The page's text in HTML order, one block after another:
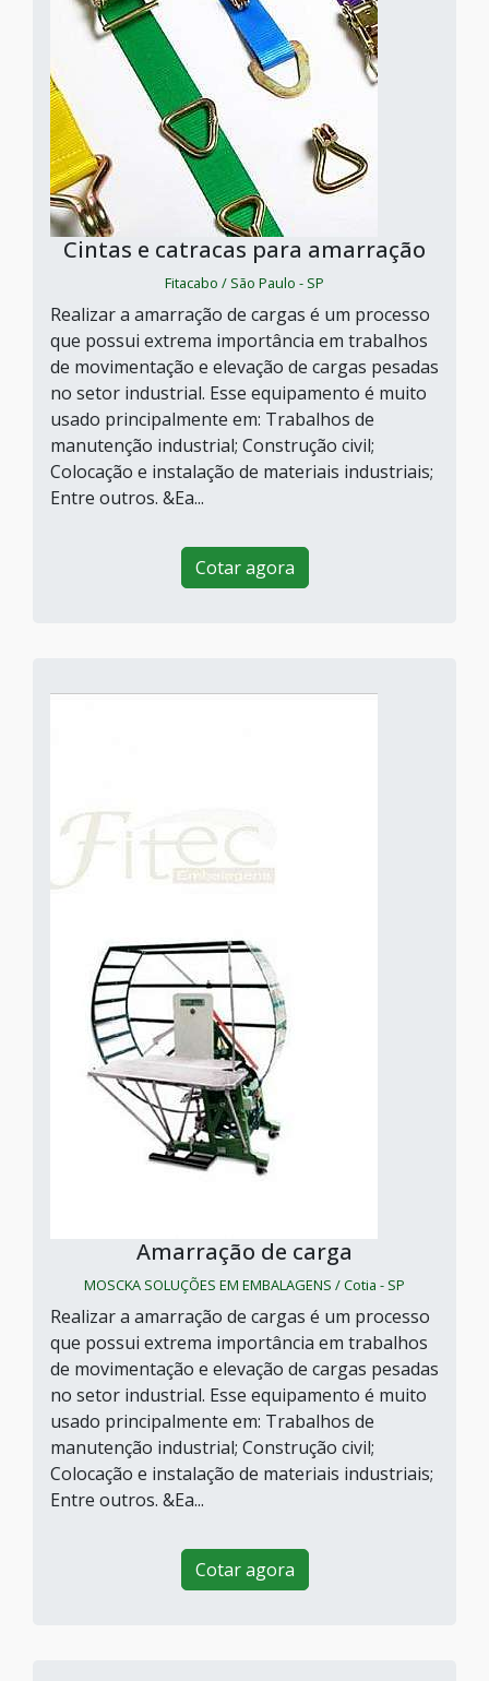
Cintas e catracas para amarração
Fitacabo / São Paulo - SP
Realizar a amarração de cargas é um processo
que possui extrema importância em trabalhos
de movimentação e elevação de cargas pesadas
no setor industrial. Esse equipamento é muito
usado principalmente em: Trabalhos de
manutenção industrial; Construção civil;
Colocação e instalação de materiais industriais;
Entre outros. &Ea...
Cotar agora
Amarração de carga
MOSCKA SOLUÇÕES EM EMBALAGENS / Cotia - SP
Realizar a amarração de cargas é um processo
que possui extrema importância em trabalhos
de movimentação e elevação de cargas pesadas
no setor industrial. Esse equipamento é muito
usado principalmente em: Trabalhos de
manutenção industrial; Construção civil;
Colocação e instalação de materiais industriais;
Entre outros. &Ea...
Cotar agora